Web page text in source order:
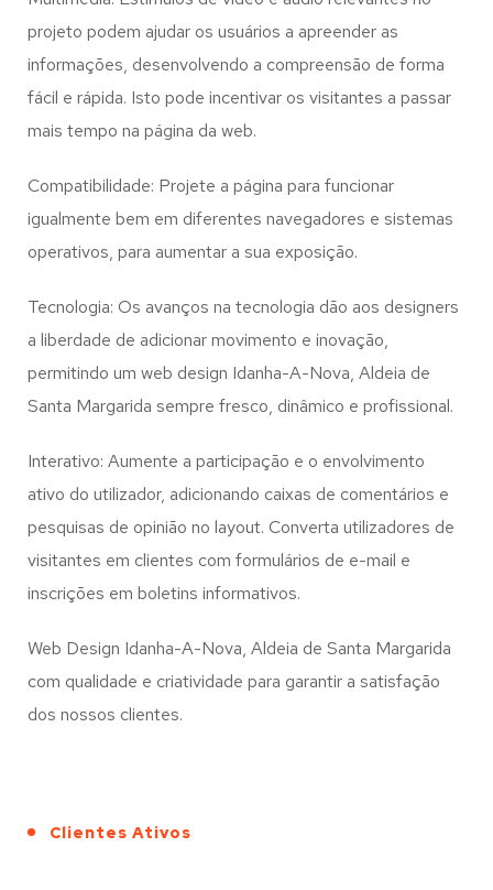
projeto podem ajudar os usuários a apreender as
informações, desenvolvendo a compreensão de forma
fácil e rápida. Isto pode incentivar os visitantes a passar
mais tempo na página da web.
Compatibilidade: Projete a página para funcionar
igualmente bem em diferentes navegadores e sistemas
operativos, para aumentar a sua exposição.
Tecnologia: Os avanços na tecnologia dão aos designers
a liberdade de adicionar movimento e inovação,
permitindo um web design Idanha-A-Nova, Aldeia de
Santa Margarida sempre fresco, dinâmico e profissional.
Interativo: Aumente a participação e o envolvimento
ativo do utilizador, adicionando caixas de comentários e
pesquisas de opinião no layout. Converta utilizadores de
visitantes em clientes com formulários de e-mail e
inscrições em boletins informativos.
Web Design Idanha-A-Nova, Aldeia de Santa Margarida
com qualidade e criatividade para garantir a satisfação
dos nossos clientes.
Clientes Ativos